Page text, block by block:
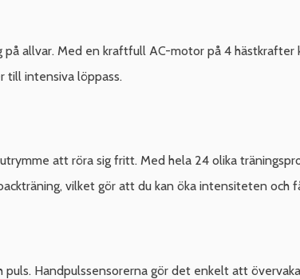
allvar. Med en kraftfull AC-motor på 4 hästkrafter
till intensiva löppass.
att röra sig fritt. Med hela 24 olika
vilket gör att du kan öka intensiteten och
Handpulssensorerna gör det enkelt att